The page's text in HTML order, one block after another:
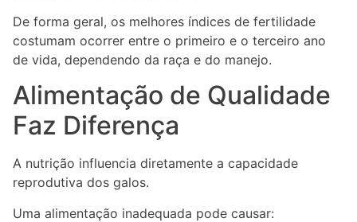
De forma geral, os melhores índices de fertilidade
costumam ocorrer entre o primeiro e o terceiro ano
de vida, dependendo da raça e do manejo.
Alimentação de Qualidade
Faz Diferença
A nutrição influencia diretamente a capacidade
reprodutiva dos galos.
Uma alimentação inadequada pode causar: